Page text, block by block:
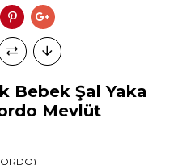
Bebek Şal Yaka
Mevlüt